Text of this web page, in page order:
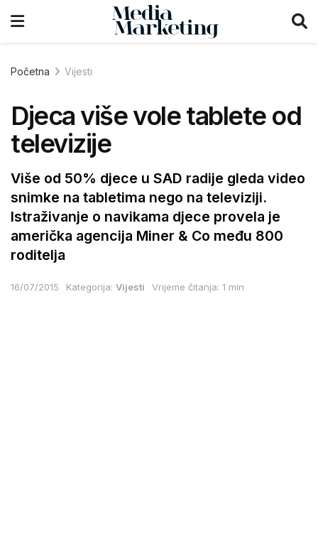
Početna Vijesti
Djeca više vole tablete od
televizije
Više od 50% djece u SAD radije gleda video
snimke na tabletima nego na televiziji.
Istraživanje o navikama djece provela je
američka agencija Miner & Co među 800
roditelja
16/07/2015 Kategorija: Vijesti Vrijeme čitanja: 1 min